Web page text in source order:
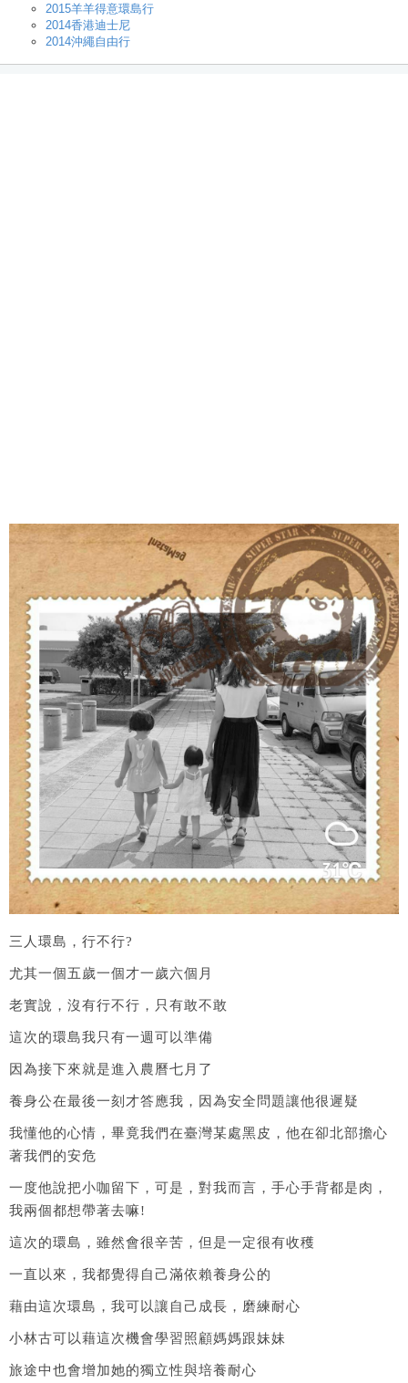
2015羊羊得意環島行
2014香港迪士尼
2014沖繩自由行
三人環島，行不行?
尤其一個五歲一個才一歲六個月
老實說，沒有行不行，只有敢不敢
這次的環島我只有一週可以準備
因為接下來就是進入農曆七月了
養身公在最後一刻才答應我，因為安全問題讓他很遲疑
我懂他的心情，畢竟我們在臺灣某處黑皮，他在卻北部擔心
著我們的安危
一度他說把小咖留下，可是，對我而言，手心手背都是肉，
我兩個都想帶著去嘛!
這次的環島，雖然會很辛苦，但是一定很有收穫
一直以來，我都覺得自己滿依賴養身公的
藉由這次環島，我可以讓自己成長，磨練耐心
小林古可以藉這次機會學習照顧媽媽跟妹妹
旅途中也會增加她的獨立性與培養耐心